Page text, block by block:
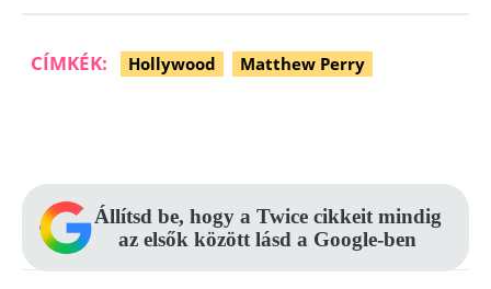
CÍMKÉK: Hollywood Matthew Perry
Állítsd be, hogy a Twice cikkeit mindig
az elsők között lásd a Google-ben